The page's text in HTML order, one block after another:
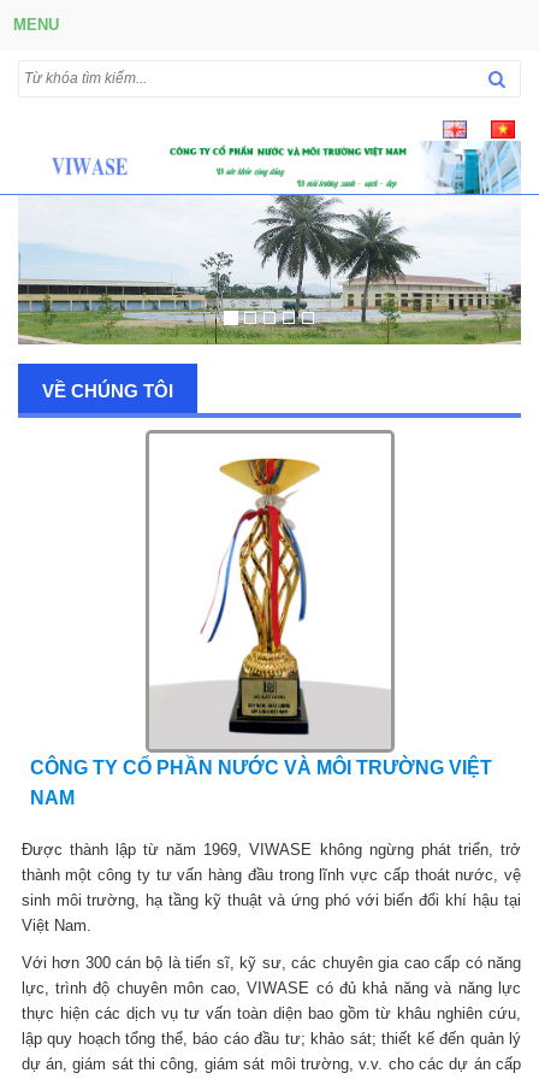
MENU
VỀ CHÚNG TÔI
CÔNG TY CỔ PHẦN NƯỚC VÀ MÔI TRƯỜNG VIỆT
NAM
Được thành lập từ năm 1969, VIWASE không ngừng phát triển, trở
thành một công ty tư vấn hàng đầu trong lĩnh vực cấp thoát nước, vệ
sinh môi trường, hạ tầng kỹ thuật và ứng phó với biến đổi khí hậu tại
Việt Nam.
Với hơn 300 cán bộ là tiến sĩ, kỹ sư, các chuyên gia cao cấp có năng
lực, trình độ chuyên môn cao, VIWASE có đủ khả năng và năng lực
thực hiện các dịch vụ tư vấn toàn diện bao gồm từ khâu nghiên cứu,
lập quy hoạch tổng thể, báo cáo đầu tư; khảo sát; thiết kế đến quản lý
dự án, giám sát thi công, giám sát môi trường, v.v. cho các dự án cấp